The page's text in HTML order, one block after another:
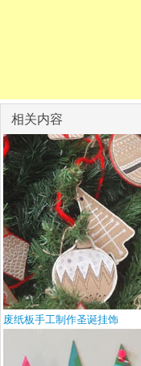
相关内容
废纸板手工制作圣诞挂饰